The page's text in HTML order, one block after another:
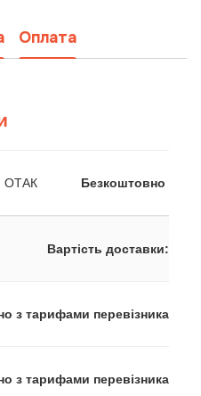
Оплата
ОТАК Безкоштовно
Вартість доставки:
з тарифами перевізника
з тарифами перевізника